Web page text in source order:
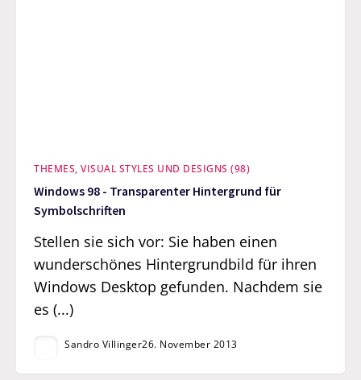
THEMES, VISUAL STYLES UND DESIGNS (98)
Windows 98 - Transparenter Hintergrund für
Symbolschriften
Stellen sie sich vor: Sie haben einen
wunderschönes Hintergrundbild für ihren
Windows Desktop gefunden. Nachdem sie
es (...)
Sandro Villinger26. November 2013